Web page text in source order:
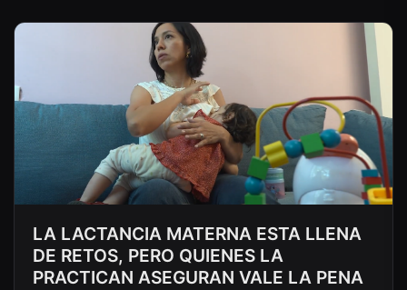
LA LACTANCIA MATERNA ESTA LLENA
DE RETOS, PERO QUIENES LA
PRACTICAN ASEGURAN VALE LA PENA